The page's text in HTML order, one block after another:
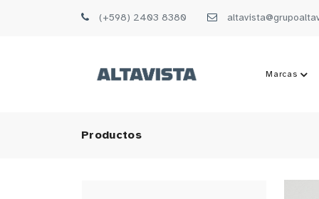
(+598) 2403 8380
Marcas
Productos